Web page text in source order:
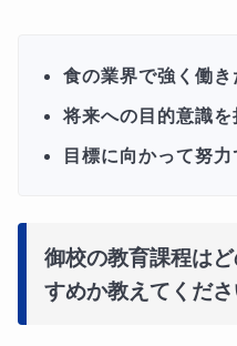
食の業界で強く働き
将来への目的意識を
目標に向かって努力
御校の教育課程は
すめか教えてくだ